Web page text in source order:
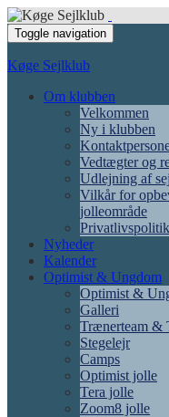
Toggle navigation
Køge Sejlklub
Om klubben
Velkommen
Ny i klubben
Vedtægter og
Udlejning af
Vilkår for
jolleområde
Privatlivspolitik
Nyheder
Kalender
Optimist & Ungdom
Optimist &
Galleri
Trænerteam &
Stegelejr
Camps
Optimist jolle
Tera jolle
Zoom8 jolle